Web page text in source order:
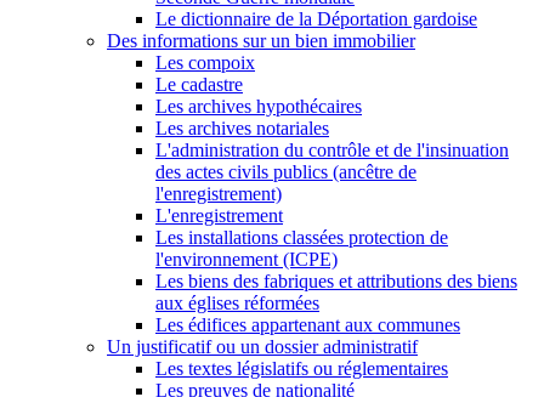
Le dictionnaire de la Déportation gardoise
Des informations sur un bien immobilier
Les compoix
Le cadastre
Les archives hypothécaires
Les archives notariales
L'administration du contrôle et de l'insinuation
des actes civils publics (ancêtre de
l'enregistrement)
L'enregistrement
Les installations classées protection de
l'environnement (ICPE)
Les biens des fabriques et attributions des biens
aux églises réformées
Les édifices appartenant aux communes
Un justificatif ou un dossier administratif
Les textes législatifs ou réglementaires
Les preuves de nationalité